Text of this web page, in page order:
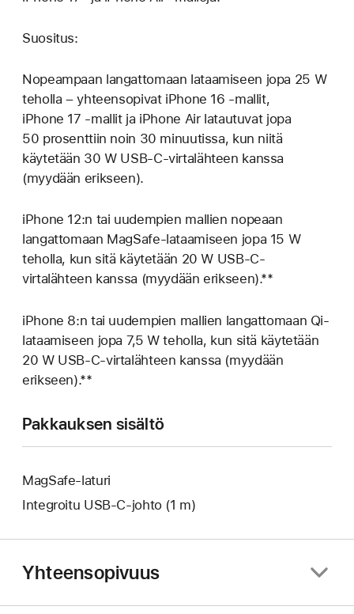
Suositus:
Nopeampaan langattomaan lataamiseen jopa 25 W
teholla – yhteensopivat iPhone 16 ‑mallit,
iPhone 17 ‑mallit ja iPhone Air latautuvat jopa
50 prosenttiin noin 30 minuutissa, kun niitä
käytetään 30 W USB-C-virtalähteen kanssa
(myydään erikseen).
iPhone 12:n tai uudempien mallien nopeaan
langattomaan MagSafe-lataamiseen jopa 15 W
teholla, kun sitä käytetään 20 W USB-C-
virtalähteen kanssa (myydään erikseen).**
iPhone 8:n tai uudempien mallien langattomaan Qi-
lataamiseen jopa 7,5 W teholla, kun sitä käytetään
20 W USB-C-virtalähteen kanssa (myydään
erikseen).**
Pakkauksen sisältö
MagSafe-laturi
Integroitu USB‑C-johto (1 m)
Yhteensopivuus